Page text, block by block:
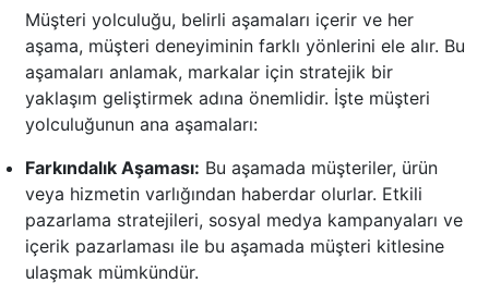
Müşteri yolculuğu, belirli aşamaları içerir ve her
aşama, müşteri deneyiminin farklı yönlerini ele alır. Bu
aşamaları anlamak, markalar için stratejik bir
yaklaşım geliştirmek adına önemlidir. İşte müşteri
yolculuğunun ana aşamaları:
Farkındalık Aşaması: Bu aşamada müşteriler, ürün
veya hizmetin varlığından haberdar olurlar. Etkili
pazarlama stratejileri, sosyal medya kampanyaları ve
içerik pazarlaması ile bu aşamada müşteri kitlesine
ulaşmak mümkündür.